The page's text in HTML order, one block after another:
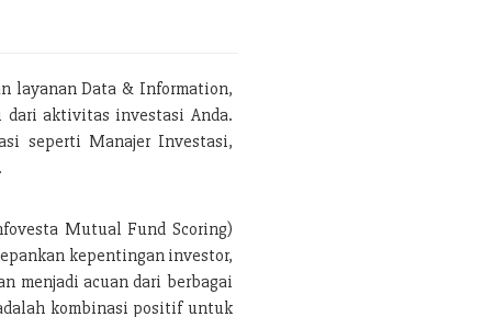
layanan Data & Information,
dari aktivitas investasi Anda.
seperti Manajer Investasi,
Mutual Fund Scoring)
kepentingan investor,
menjadi acuan dari berbagai
kombinasi positif untuk